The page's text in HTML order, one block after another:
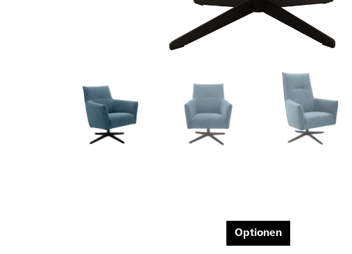
Optionen